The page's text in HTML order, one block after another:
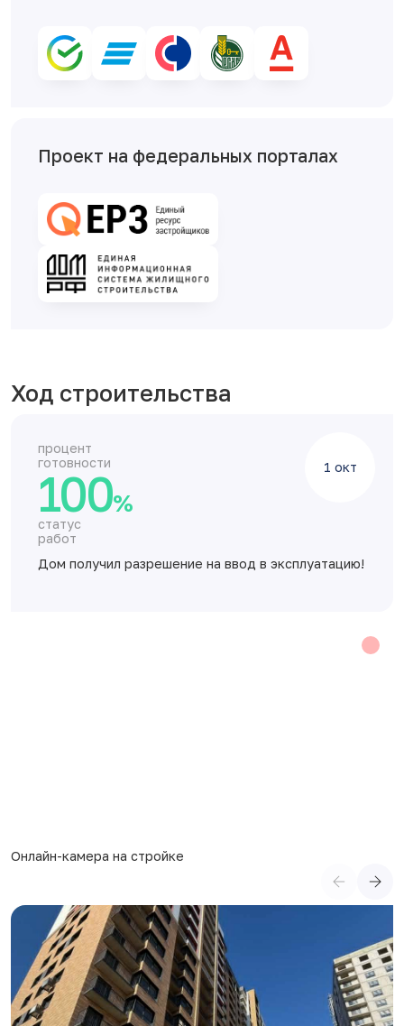
Проект на федеральных порталах
Ход строительства
процент
готовности
100%
статус
работ
1 окт
Дом получил разрешение на ввод в эксплуатацию!
Онлайн-камера на стройке